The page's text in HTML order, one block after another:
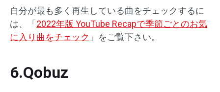
自分が最も多く再生している曲をチェックするに
は、「 2022年版 YouTube Recapで季節ごとのお気
に入り曲をチェック 」をご覧下さい。
6.Qobuz